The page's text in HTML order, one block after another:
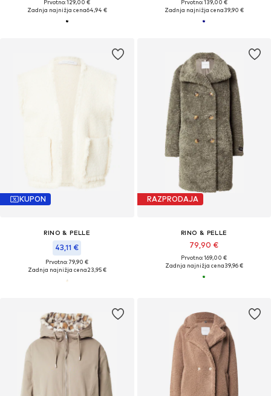
Prvotno: 129,00 €
Zadnja najnižja cena64,94 €
Prvotno: 139,00 €
Zadnja najnižja cena39,90 €
KUPON
RINO & PELLE
43,11 €
Prvotno: 79,90 €
Zadnja najnižja cena23,95 €
RAZPRODAJA
RINO & PELLE
79,90 €
Prvotno: 169,00 €
Zadnja najnižja cena39,96 €